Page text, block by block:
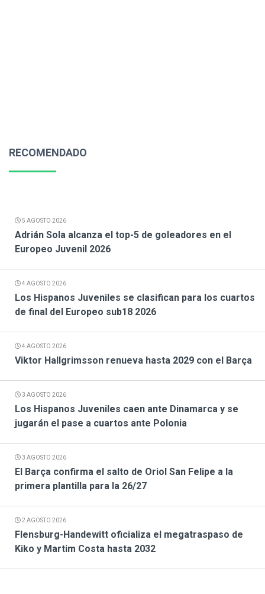
RECOMENDADO
5 AGOSTO 2026
Adrián Sola alcanza el top-5 de goleadores en el
Europeo Juvenil 2026
4 AGOSTO 2026
Los Hispanos Juveniles se clasifican para los cuartos
de final del Europeo sub18 2026
4 AGOSTO 2026
Viktor Hallgrimsson renueva hasta 2029 con el Barça
3 AGOSTO 2026
Los Hispanos Juveniles caen ante Dinamarca y se
jugarán el pase a cuartos ante Polonia
3 AGOSTO 2026
El Barça confirma el salto de Oriol San Felipe a la
primera plantilla para la 26/27
2 AGOSTO 2026
Flensburg-Handewitt oficializa el megatraspaso de
Kiko y Martim Costa hasta 2032